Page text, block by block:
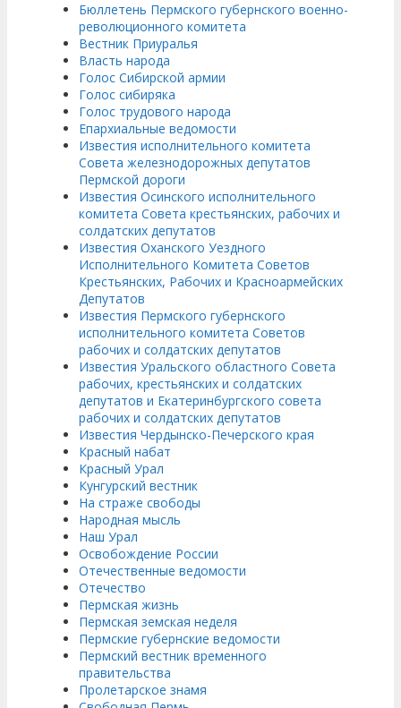
Бюллетень Пермского губернского военно-
революционного комитета
Вестник Приуралья
Власть народа
Голос Сибирской армии
Голос сибиряка
Голос трудового народа
Епархиальные ведомости
Известия исполнительного комитета
Совета железнодорожных депутатов
Пермской дороги
Известия Осинского исполнительного
комитета Совета крестьянских, рабочих и
солдатских депутатов
Известия Оханского Уездного
Исполнительного Комитета Советов
Крестьянских, Рабочих и Красноармейских
Депутатов
Известия Пермского губернского
исполнительного комитета Советов
рабочих и солдатских депутатов
Известия Уральского областного Совета
рабочих, крестьянских и солдатских
депутатов и Екатеринбургского совета
рабочих и солдатских депутатов
Известия Чердынско-Печерского края
Красный набат
Красный Урал
Кунгурский вестник
На страже свободы
Народная мысль
Наш Урал
Освобождение России
Отечественные ведомости
Отечество
Пермская жизнь
Пермская земская неделя
Пермские губернские ведомости
Пермский вестник временного
правительства
Пролетарское знамя